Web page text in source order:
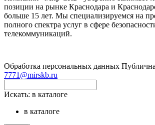
позиции на рынке Краснодара и
больше 15 лет. Мы специализируемся на
полного спектра услуг в сфере
телекоммуникаций.
Обработка персональных данных
7771@mirskb.ru
Искать: в каталоге
в каталоге